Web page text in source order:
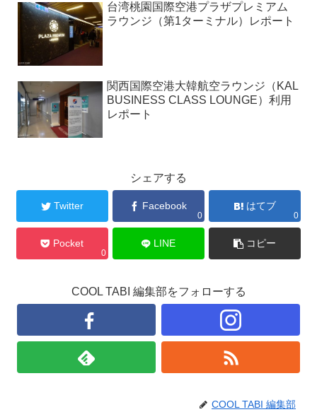
台湾桃園国際空港プラザプレミアム
ラウンジ（第1ターミナル）レポート
関西国際空港大韓航空ラウンジ（KAL
BUSINESS CLASS LOUNGE）利用
レポート
シェアする
Twitter Facebook
0
はてブ
0
Pocket
0
LINE コピー
COOL TABI 編集部をフォローする
COOL TABI 編集部